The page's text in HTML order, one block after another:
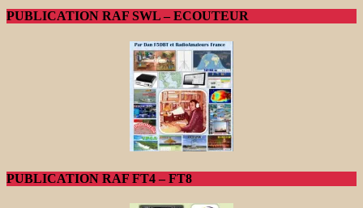
PUBLICATION RAF SWL – ECOUTEUR
PUBLICATION RAF FT4 – FT8